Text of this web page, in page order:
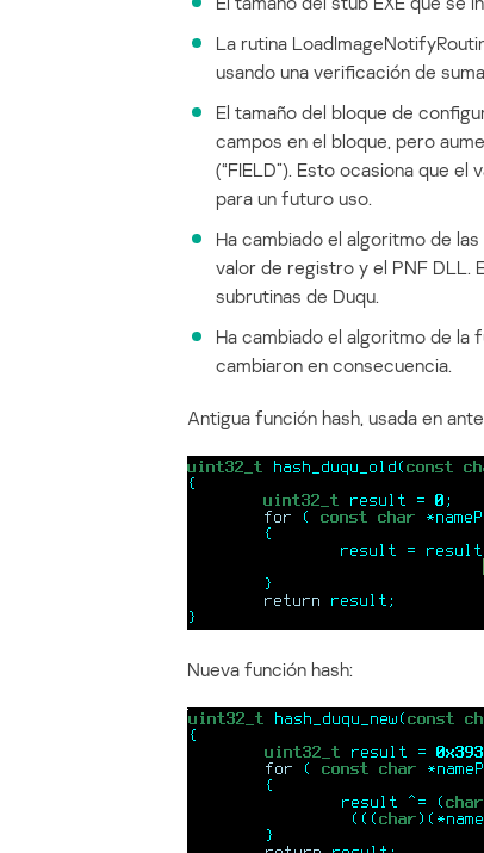
La rutina
usando una verificación de
El tamaño del bloque de
campos en el bloque, pero
(“FIELD”). Esto ocasiona que
para un futuro uso.
Ha cambiado el algoritmo de
valor de registro y el PNF DLL.
subrutinas de Duqu.
Ha cambiado el algoritmo de la
cambiaron en consecuencia.
Antigua función hash, usada en
Nueva función hash: